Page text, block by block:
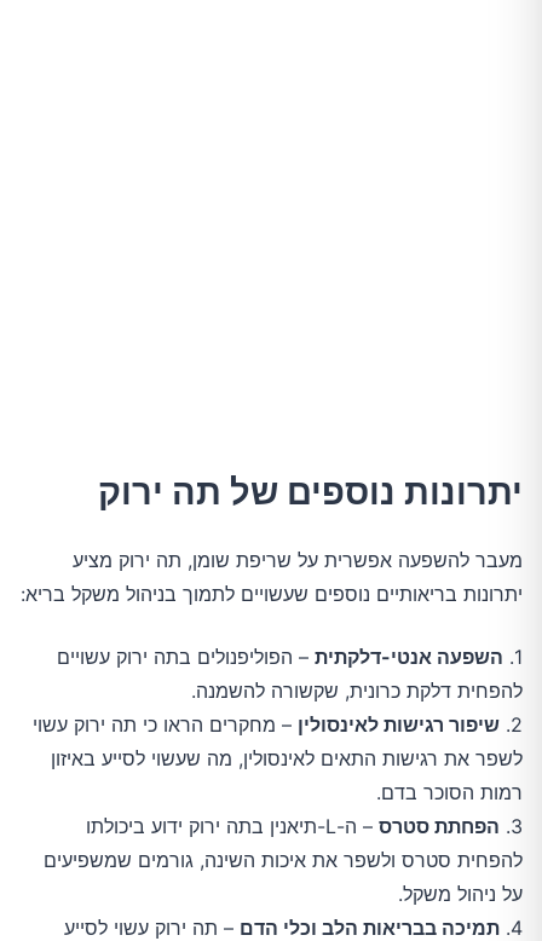
יתרונות נוספים של תה ירוק
מעבר להשפעה אפשרית על שריפת שומן, תה ירוק מציע
יתרונות בריאותיים נוספים שעשויים לתמוך בניהול משקל בריא:
1. השפעה אנטי-דלקתית – הפוליפנולים בתה ירוק עשויים
להפחית דלקת כרונית, שקשורה להשמנה.
2. שיפור רגישות לאינסולין – מחקרים הראו כי תה ירוק עשוי
לשפר את רגישות התאים לאינסולין, מה שעשוי לסייע באיזון
רמות הסוכר בדם.
3. הפחתת סטרס
– ה-L-תיאנין בתה ירוק ידוע ביכולתו
להפחית סטרס ולשפר את איכות השינה, גורמים שמשפיעים
על ניהול משקל.
4. תמיכה בבריאות הלב וכלי הדם – תה ירוק עשוי לסייע